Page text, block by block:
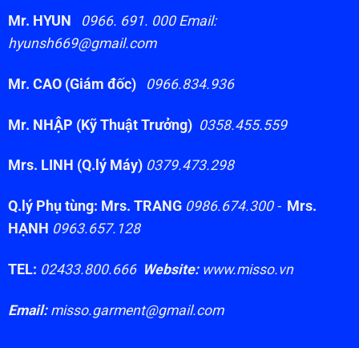
Mr. HYUN
0966. 691. 000 Email:
hyunsh669@gmail.com
Mr. CAO (Giám đốc) 0966.834.936
Mr. NHẬP (Kỹ Thuật Trưởng) 0358.455.559
Mrs. LINH (Q.lý Máy) 0379.473.298
Q.lý Phụ tùng: Mrs. TRANG 0986.674.300 - Mrs.
HẠNH 0963.657.128
TEL: 02433.800.666 Website:www.misso.vn
Email:misso.garment@gmail.com